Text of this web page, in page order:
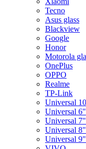
Tecno
Asus glass
Blackview
Google
Honor
Motorola
OnePlus
OPPO
Realme
TP-Link
Universal
Universal 6"
Universal
Universal
Universal